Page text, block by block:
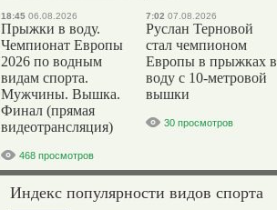
18:45 06.08.2026
Прыжки в воду.
Чемпионат Европы
2026 по водным
видам спорта.
Мужчины. Вышка.
Финал (прямая
видеотрансляция)
468 просмотров
7:02 07.08.2026
Руслан Терновой
стал чемпионом
Европы в прыжках в
воду с 10-метровой
вышки
30 просмотров
Индекс популярности видов спорта